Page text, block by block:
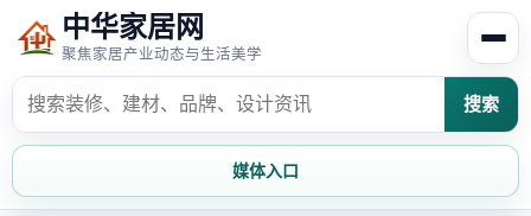
中华家居网
聚焦家居产业动态与生活美学
搜索
媒体入口